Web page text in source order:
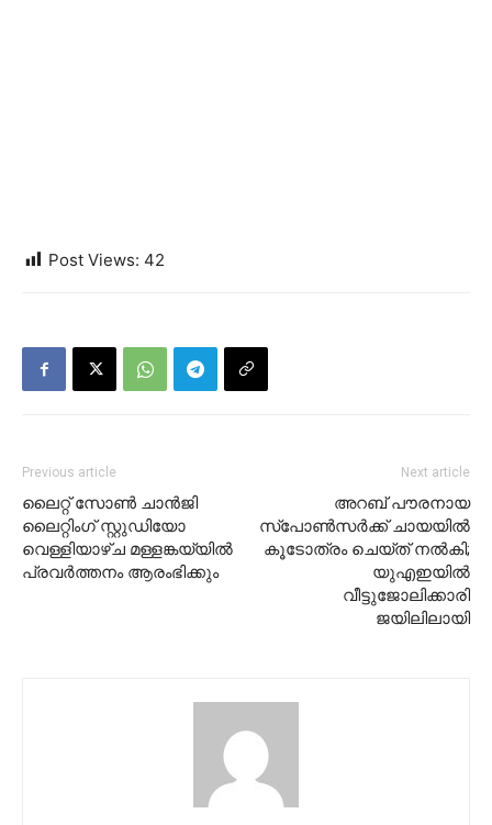
Post Views: 42
Previous article
ലൈറ്റ് സോൺ ചാൻജി
ലൈറ്റിംഗ് സ്റ്റുഡിയോ
വെള്ളിയാഴ്ച മള്ളങ്കയ്യിൽ
പ്രവർത്തനം ആരംഭിക്കും
Next article
അറബ് പൗരനായ
സ്‌പോണ്‍സര്‍ക്ക് ചായയില്‍
കൂടോത്രം ചെയ്ത് നല്‍കി;
യുഎഇയില്‍
വീട്ടുജോലിക്കാരി
ജയിലിലായി